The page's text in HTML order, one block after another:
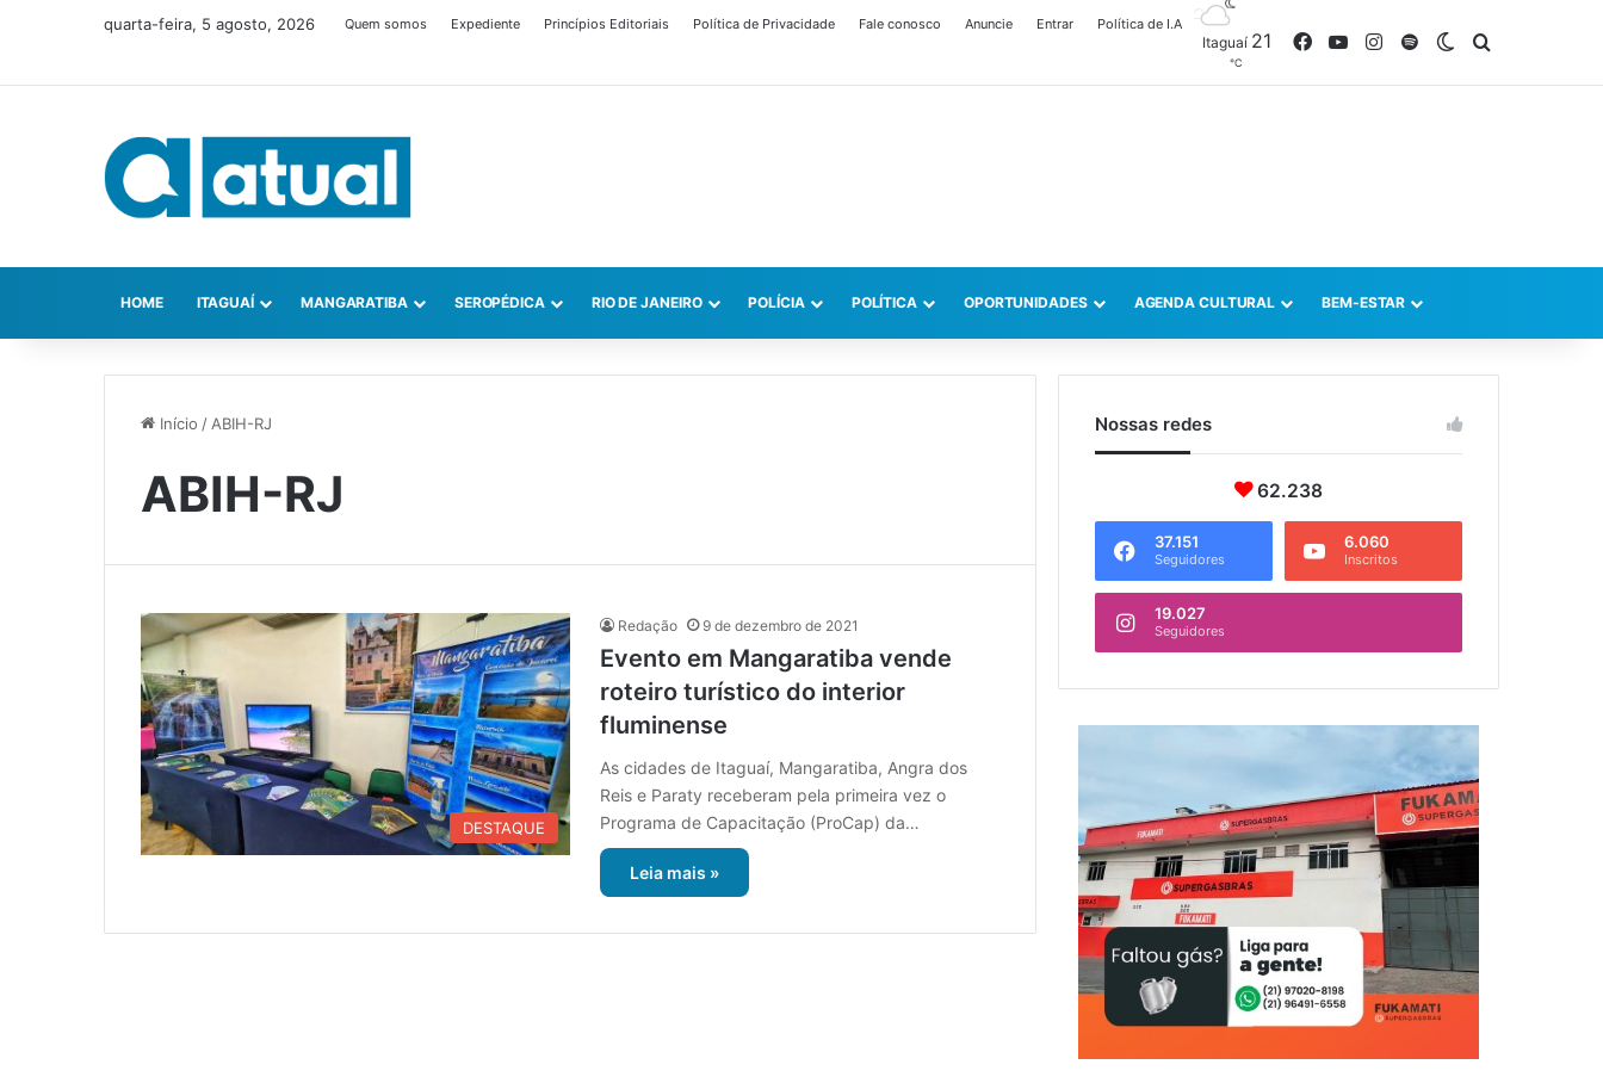
quarta-feira, 5 agosto, 2026 Quem somos Expediente Princípios Editoriais Política de Privacidade Fale conosco Anuncie Entrar Política de I.A
Itaguaí 21
℃
FacebookYouTubeInstagram
SpotifySwitch skin
HOME ITAGUAÍ MANGARATIBA SEROPÉDICA RIO DE JANEIRO POLÍCIA POLÍTICA OPORTUNIDADES AGENDA CULTURAL BEM-ESTAR
Início /ABIH-RJ
ABIH-RJ
DESTAQUE
Redação 9 de dezembro de 2021
Evento em Mangaratiba vende
roteiro turístico do interior
fluminense
As cidades de Itaguaí, Mangaratiba, Angra dos
Reis e Paraty receberam pela primeira vez o
Programa de Capacitação (ProCap) da…
Leia mais »
Nossas redes
62.238
37.151
Seguidores
6.060
Inscritos
19.027
Seguidores